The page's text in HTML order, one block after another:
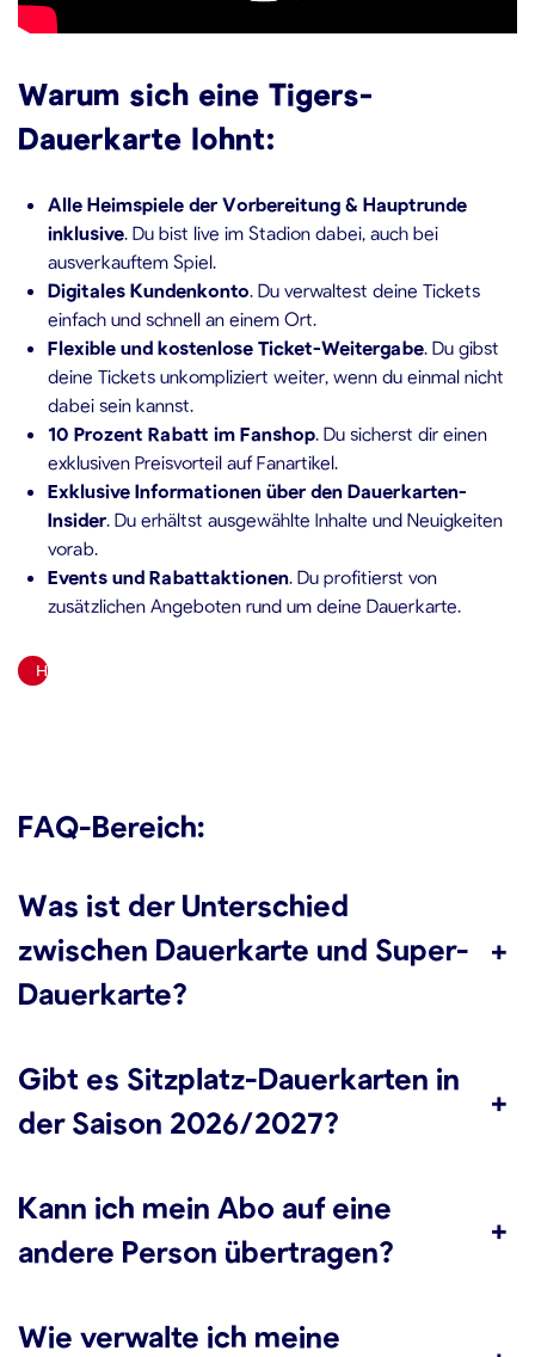
Warum sich eine Tigers-
Dauerkarte lohnt:
Alle Heimspiele der Vorbereitung & Hauptrunde
inklusive. Du bist live im Stadion dabei, auch bei
ausverkauftem Spiel.
Digitales Kundenkonto. Du verwaltest deine Tickets
einfach und schnell an einem Ort.
Flexible und kostenlose Ticket-Weitergabe. Du gibst
deine Tickets unkompliziert weiter, wenn du einmal nicht
dabei sein kannst.
10 Prozent Rabatt im Fanshop. Du sicherst dir einen
exklusiven Preisvorteil auf Fanartikel.
Exklusive Informationen über den Dauerkarten-
Insider. Du erhältst ausgewählte Inhalte und Neuigkeiten
vorab.
Events und Rabattaktionen. Du profitierst von
zusätzlichen Angeboten rund um deine Dauerkarte.
HIER BESTELLEN!
FAQ-Bereich:
Was ist der Unterschied
zwischen Dauerkarte und Super-
Dauerkarte?
+
Gibt es Sitzplatz-Dauerkarten in
der Saison 2026/2027?
+
Kann ich mein Abo auf eine
andere Person übertragen?
+
Wie verwalte ich meine